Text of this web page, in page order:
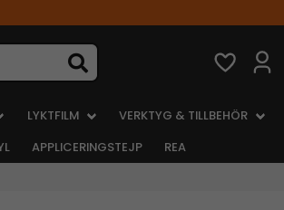
LYKTFILM
VERKTYG & TILLBEHÖR
APPLICERINGSTEJP REA